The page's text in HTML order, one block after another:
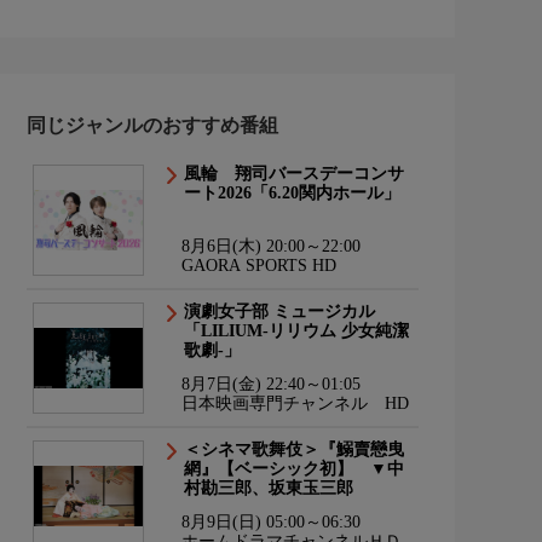
同じジャンルのおすすめ番組
風輪 翔司バースデーコンサ
ート2026「6.20関内ホール」
8月6日(木) 20:00～22:00
GAORA SPORTS HD
演劇女子部 ミュージカル
「LILIUM-リリウム 少女純潔
歌劇-」
8月7日(金) 22:40～01:05
日本映画専門チャンネル HD
＜シネマ歌舞伎＞『鰯賣戀曳
網』【ベーシック初】 ▼中
村勘三郎、坂東玉三郎
8月9日(日) 05:00～06:30